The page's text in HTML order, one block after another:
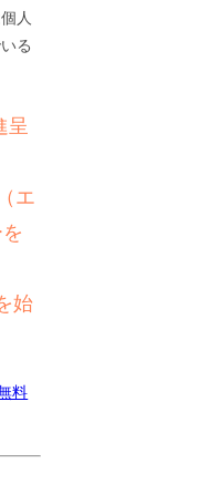
人
る
呈
エ
始
料